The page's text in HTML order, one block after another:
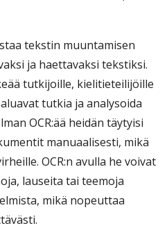
tekstin muuntamisen
ja haettavaksi tekstiksi.
tutkijoille, kielitieteilijöille
tutkia ja analysoida
OCR:ää heidän täytyisi
manuaalisesti, mikä
OCR:n avulla he voivat
lauseita tai teemoja
mikä nopeuttaa